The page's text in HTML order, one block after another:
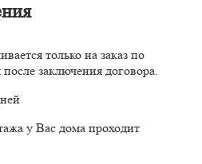
только на заказ по
заключения договора.
у Вас дома проходит